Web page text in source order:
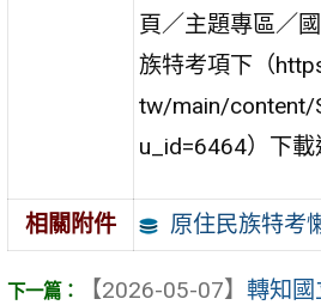
頁／主題專區／
族特考項下（
tw/main/content/
u_id=6464）下載
相關附件 原住民族特考
【2026-05-07】 轉知國